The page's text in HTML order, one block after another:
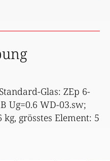
Glas: ZEp 6-
Ug=0.6 WD-03.sw;
grösstes Element: 5